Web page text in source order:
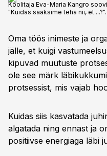
Koolitaja Eva-Maria Kangro
"Kuidas saaksime teha nii, et ...?".
Oma töös inimeste ja
jälle, et kuigi
kipuvad muutuste
ole see märk
protsessist, mis vajab
Kuidas siis kasvatada
algatada ning ennast ja
positiivse energiaga läbi